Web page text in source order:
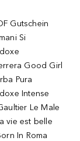
Gutschein
Si
Good Girl
Pura
Intense
Le Male
vie est belle
In Roma